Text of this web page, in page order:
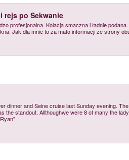
rejs po Sekwanie
profesjonalna. Kolacja smaczna i ładnie
Jak dla mnie to za mało informacji ze strony
dinner and Seine cruise last Sunday evening.
the standout. Allthoughwe were 8 of many the